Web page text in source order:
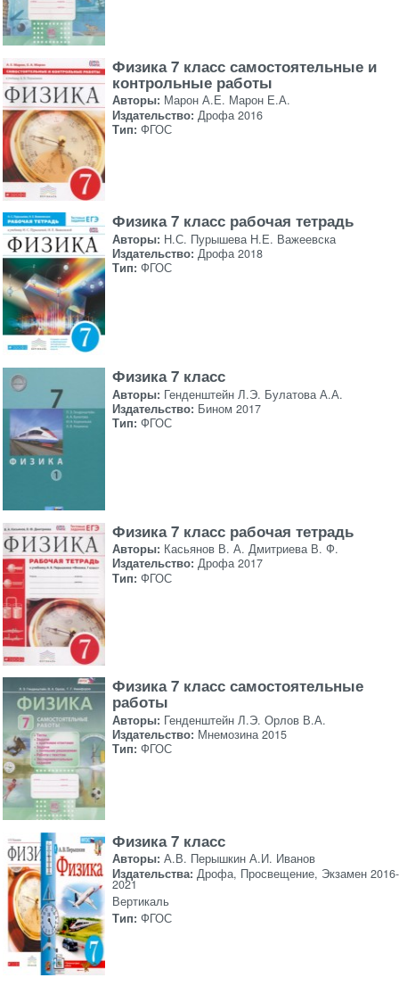
Физика 7 класс самостоятельные и
контрольные работы
Авторы: Марон А.Е. Марон Е.А.
Издательство: Дрофа 2016
Тип: ФГОС
Физика 7 класс рабочая тетрадь
Авторы: Н.С. Пурышева Н.Е. Важеевска
Издательство: Дрофа 2018
Тип: ФГОС
Физика 7 класс
Авторы: Генденштейн Л.Э. Булатова А.А.
Издательство: Бином 2017
Тип: ФГОС
Физика 7 класс рабочая тетрадь
Авторы: Касьянов В. А. Дмитриева В. Ф.
Издательство: Дрофа 2017
Тип: ФГОС
Физика 7 класс самостоятельные
работы
Авторы: Генденштейн Л.Э. Орлов В.А.
Издательство: Мнемозина 2015
Тип: ФГОС
Физика 7 класс
Авторы: А.В. Перышкин А.И. Иванов
Издательства: Дрофа, Просвещение, Экзамен 2016-
2021
Вертикаль
Тип: ФГОС